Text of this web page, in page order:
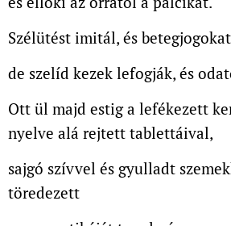
Szélütést imitál, és
de szelíd kezek lefogják, és
Ott ül majd estig a lefékezett
nyelve alá rejtett tablettáival,
sajgó szívvel és gyulladt
töredezett